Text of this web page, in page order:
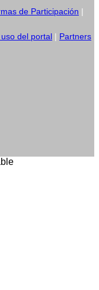
de Participación |
del portal | Partners